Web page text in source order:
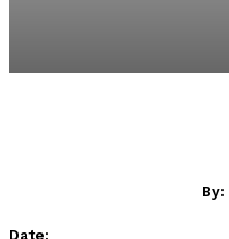
By:
Date: